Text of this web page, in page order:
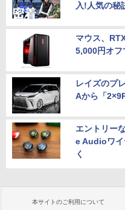
入!人気の秘
マウス、
5,000円オフ
レイズのプ
Aから「
エントリー
e Audioワイ
く
本サイトのご利用について